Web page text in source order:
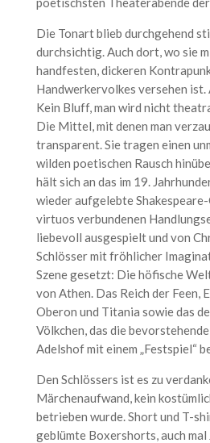
Die Tonart blieb durchgehend
durchsichtig. Auch dort, wo sie
handfesten, dickeren
Handwerkervolkes versehen
Kein Bluff, man wird nicht
Die Mittel, mit denen man
transparent. Sie tragen einen
wilden poetischen Rausch
hält sich an das im 19.
wieder aufgelebte
virtuos verbundenen
liebevoll ausgespielt und von
Schlösser mit fröhlicher
Szene gesetzt: Die höfische
von Athen. Das Reich der Feen,
Oberon und Titania sowie das
Völkchen, das die
Adelshof mit einem „Festspiel“
Den Schlössers ist es zu
Märchenaufwand, kein
betrieben wurde. Short und T-
geblümte Boxershorts, auch mal